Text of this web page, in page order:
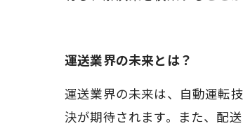
運送業界の未来とは？
運送業界の未来は、自動運転
決が期待されます。また、配